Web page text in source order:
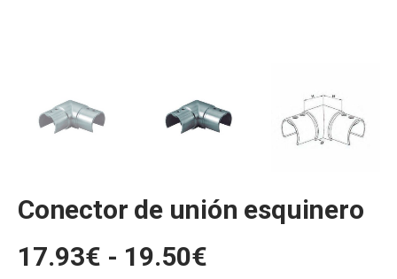
Conector de unión esquinero
17.93€ - 19.50€